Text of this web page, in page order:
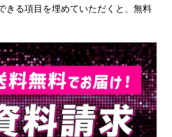
きる項目を埋めていただくと、無料